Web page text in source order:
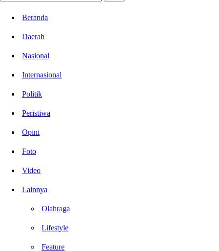
Beranda
Daerah
Nasional
Internasional
Politik
Peristiwa
Opini
Foto
Video
Lainnya
Olahraga
Lifestyle
Feature